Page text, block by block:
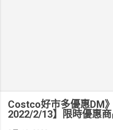
Costco好市多優惠DM
2022/2/13】限時優惠